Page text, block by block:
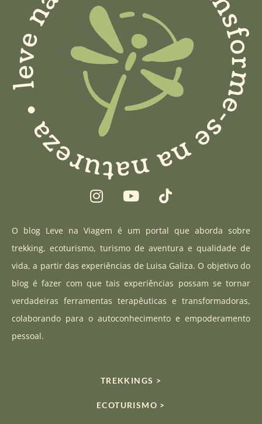
I
n
t
a
g
a
m
Y
o
t
u
b
T
i
t
o
k
O blog Leve na Viagem é um portal que aborda sobre
trekking, ecoturismo, turismo de aventura e qualidade de
vida, a partir das experiências de Luisa Galiza. O objetivo do
blog é fazer com que tais experiências possam se tornar
verdadeiras ferramentas terapêuticas e transformadoras,
colaborando para o autoconhecimento e empoderamento
pessoal.
TREKKINGS >
ECOTURISMO >